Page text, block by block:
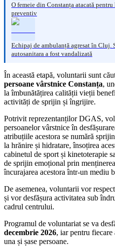
O femeie din Constanța atacată
preventiv
Echipaj de ambulanță agresat în Cluj.
autosanitara a fost vandalizată
În această etapă, voluntarii sunt
persoane vârstnice Constanța,
la îmbunătățirea calității vieții
activități de sprijin și îngrijire.
Potrivit reprezentanților DGAS,
persoanelor vârstnice în
atribuțiile acestora se numără
la hrănire și hidratare, însoțirea
cabinetul de sport și kinetoterapie
de sprijin emoțional prin
încurajarea acestora într-un mediu
De asemenea, voluntarii vor
și vor desfășura activitatea sub
cadrul centrului.
Programul de voluntariat se va
decembrie 2026, iar pentru
una și șase persoane.